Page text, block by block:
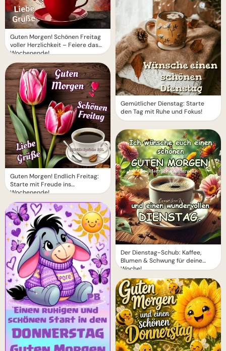
Guten Morgen! Schönen Freitag
voller Herzlichkeit – Feiere das
Wochenende!
Guten Morgen! Endlich Freitag:
Starte mit Freude ins
Wochenende!
Gemütlicher Dienstag: Starte
den Tag mit Ruhe und Fokus!
Der Dienstag-Schub: Kaffee,
Blumen & Schwung für deine
Woche!